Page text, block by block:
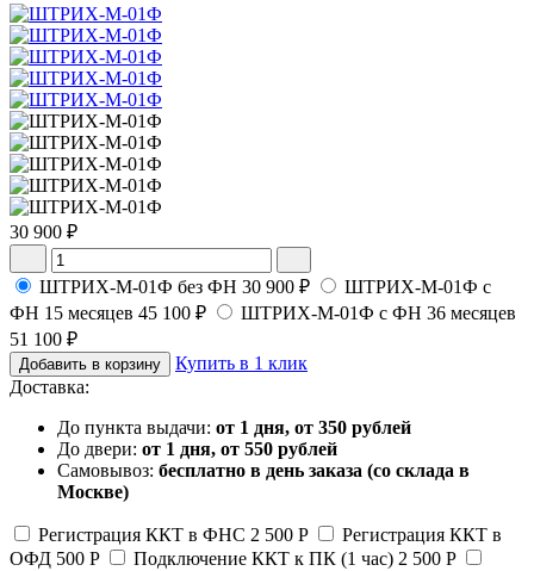
30 900 ₽
ШТРИХ-М-01Ф без ФН 30 900 ₽
ШТРИХ-М-01Ф с
ФН 15 месяцев 45 100 ₽
ШТРИХ-М-01Ф с ФН 36 месяцев
51 100 ₽
Добавить в корзину
Купить в 1 клик
Доставка:
До пункта выдачи: от 1 дня, от 350 рублей
До двери: от 1 дня, от 550 рублей
Самовывоз: бесплатно в день заказа (со склада в
Москве)
Регистрация ККТ в ФНС 2 500 Р
Регистрация ККТ в
ОФД 500 Р Подключение ККТ к ПК (1 час) 2 500 Р